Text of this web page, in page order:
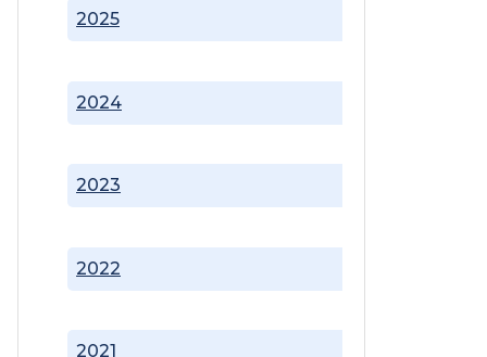
2021
2022
2023
2024
2025